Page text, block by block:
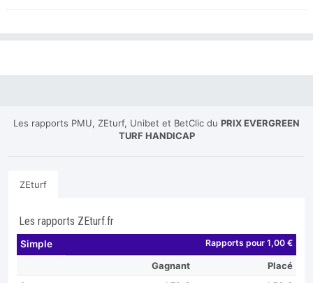
Les rapports PMU, ZEturf, Unibet et BetClic du PRIX EVERGREEN
TURF HANDICAP
ZEturf
Les rapports ZEturf.fr
Simple Rapports pour 1,00 €
Gagnant
Placé